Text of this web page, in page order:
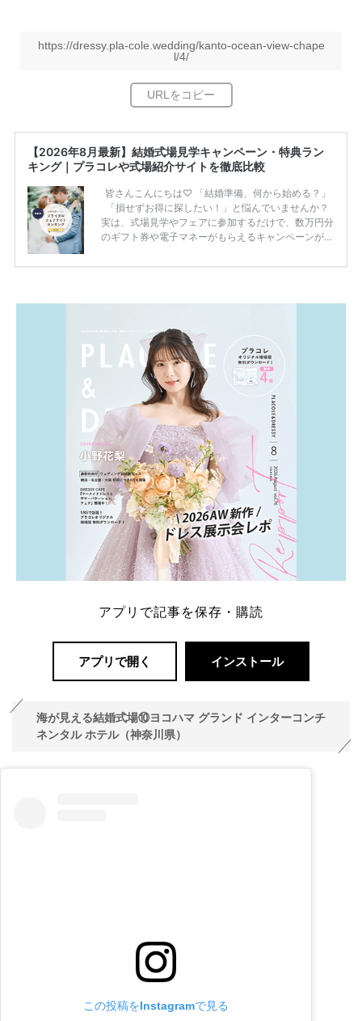
https://dressy.pla-cole.wedding/kanto-ocean-view-chape
l/4/
【2026年8月最新】結婚式場見学キャンペーン・特典ラン
キング｜プラコレや式場紹介サイトを徹底比較
皆さんこんにちは♡ 「結婚準備、何から始める？」
「損せずお得に探したい！」と悩んでいませんか？
実は、式場見学やフェアに参加するだけで、数万円分
のギフト券や電子マネーがもらえるキャンペーンがあ
ため、比較せずに選ぶと損をしてしまうことも……。
一番お得？」「プラコレの特典は？」といった疑問も
解決します。 まずは診断で候補を絞れる「ウェディ
ング診断」か、体験型 […]続きを読む
アプリで記事を保存・購読
アプリで開く インストール
海が見える結婚式場⑩ヨコハマ グランド インターコンチ
ネンタル ホテル（神奈川県）
この投稿をInstagramで見る